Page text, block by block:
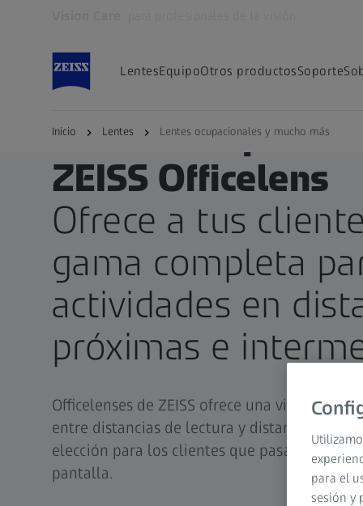
LentesEquipoOtros productosSoporte
Inicio Lentes Lentes ocupacionales y mucho más
Lentes
ZEISS Officelens
Ofrece a tus
gama completa
actividades en
próximas e
Officelenses de ZEISS ofrece una visión
entre distancias de lectura y distancias
elección para los clientes que pasan
pantalla.
para el
sesión y